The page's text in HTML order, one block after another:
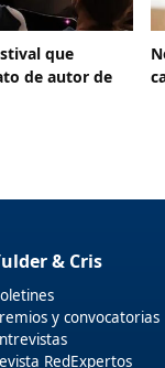
que
de autor de
& Cris
y convocatorias
RedExpertos